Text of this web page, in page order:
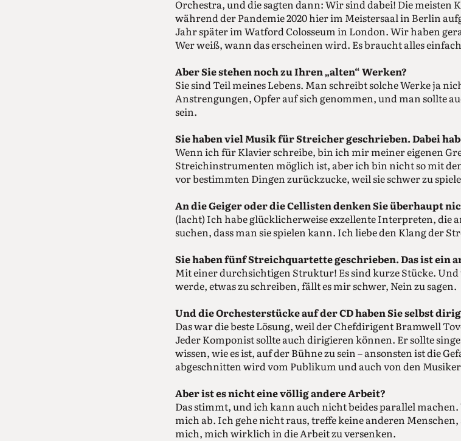
Orchestra, und die sagten dann: Wir sind dabei! Die
während der Pandemie 2020 hier im Meistersaal in Berlin
Jahr später im Watford Colosseum in London. Wir haben
Wer weiß, wann das erscheinen wird. Es braucht alles
Aber Sie stehen noch zu Ihren „alten“ Werken?
Sie sind Teil meines Lebens. Man schreibt solche Werke ja
Anstrengungen, Opfer auf sich genommen, und man sollte
sein.
Sie haben viel Musik für Streicher geschrieben. Dabei
Wenn ich für Klavier schreibe, bin ich mir meiner eigenen
Streichinstrumenten möglich ist, aber ich bin nicht so mit
vor bestimmten Dingen zurückzucke, weil sie schwer zu
An die Geiger oder die Cellisten denken Sie überhaupt
(lacht) Ich habe glücklicherweise exzellente Interpreten, die
suchen, dass man sie spielen kann. Ich liebe den Klang der
Sie haben fünf Streichquartette geschrieben. Das ist ein
Mit einer durchsichtigen Struktur! Es sind kurze Stücke.
werde, etwas zu schreiben, fällt es mir schwer, Nein zu sagen.
Und die Orchesterstücke auf der CD haben Sie selbst
Das war die beste Lösung, weil der Chefdirigent Bramwell
Jeder Komponist sollte auch dirigieren können. Er sollte
wissen, wie es ist, auf der Bühne zu sein – ansonsten ist die
abgeschnitten wird vom Publikum und auch von den
Aber ist es nicht eine völlig andere Arbeit?
Das stimmt, und ich kann auch nicht beides parallel
mich ab. Ich gehe nicht raus, treffe keine anderen
mich, mich wirklich in die Arbeit zu versenken.